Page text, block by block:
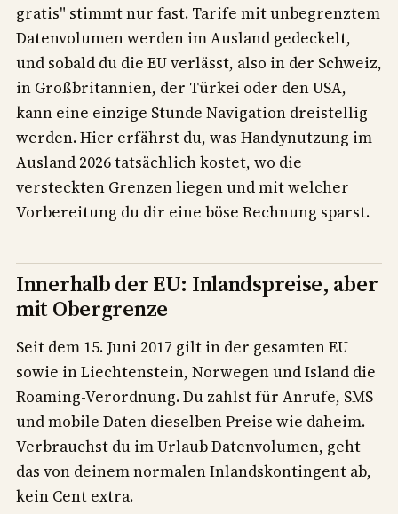
gratis" stimmt nur fast. Tarife mit unbegrenztem
Datenvolumen werden im Ausland gedeckelt,
und sobald du die EU verlässt, also in der Schweiz,
in Großbritannien, der Türkei oder den USA,
kann eine einzige Stunde Navigation dreistellig
werden. Hier erfährst du, was Handynutzung im
Ausland 2026 tatsächlich kostet, wo die
versteckten Grenzen liegen und mit welcher
Vorbereitung du dir eine böse Rechnung sparst.
Innerhalb der EU: Inlandspreise, aber
mit Obergrenze
Seit dem 15. Juni 2017 gilt in der gesamten EU
sowie in Liechtenstein, Norwegen und Island die
Roaming-Verordnung. Du zahlst für Anrufe, SMS
und mobile Daten dieselben Preise wie daheim.
Verbrauchst du im Urlaub Datenvolumen, geht
das von deinem normalen Inlandskontingent ab,
kein Cent extra.